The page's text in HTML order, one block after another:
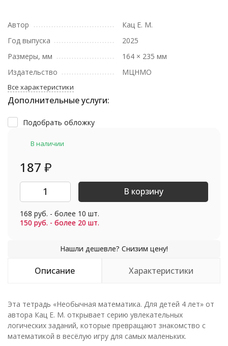
Автор
Кац Е. М.
Год выпуска
2025
Размеры, мм
164 × 235 мм
Издательство
МЦНМО
Все характеристики
Дополнительные услуги:
Подобрать обложку
В наличии
187 ₽
В корзину
168 руб. - более 10 шт.
150 руб. - более 20 шт.
Описание Характеристики
Эта тетрадь «Необычная математика. Для детей 4 лет» от
автора Кац Е. М. открывает серию увлекательных
логических заданий, которые превращают знакомство с
математикой в весёлую игру для самых маленьких.